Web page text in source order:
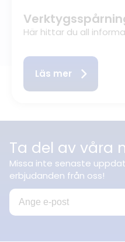
Här hittar du all
Läs mer
Ta del av våra
Missa inte senaste
erbjudanden från oss!